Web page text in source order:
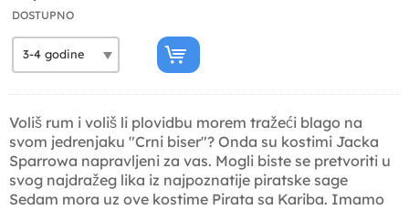
DOSTUPNO
Voliš rum i voliš li plovidbu morem tražeći blago na
svom jedrenjaku "Crni biser"? Onda su kostimi Jacka
Sparrowa napravljeni za vas. Mogli biste se pretvoriti u
svog najdražeg lika iz najpoznatije piratske sage
Sedam mora uz ove kostime Pirata sa Kariba. Imamo